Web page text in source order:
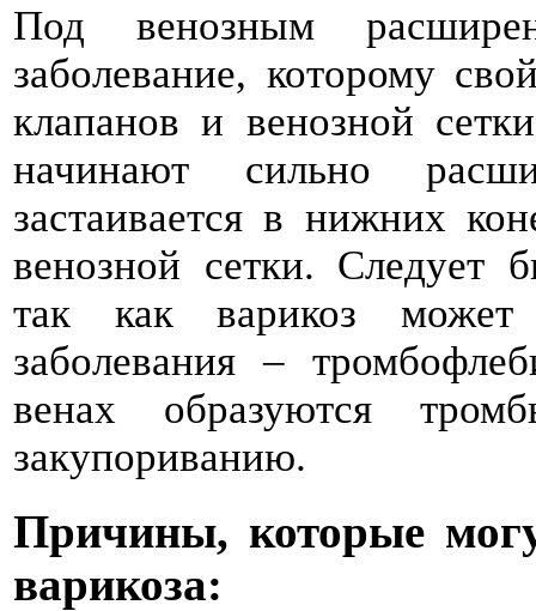
Под венозным
заболевание, которому
клапанов и венозной
начинают сильно
застаивается в нижних
венозной сетки. Следует
так как варикоз может
заболевания –
венах образуются
закупориванию.
Причины, которые
варикоза: